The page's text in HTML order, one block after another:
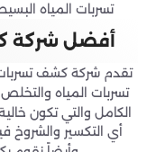
تسربات المياه
أفضل شركة
تقدم شركة كشف تسربات
تسربات المياه
الكامل والتي تكون
أي التكسير والشروخ